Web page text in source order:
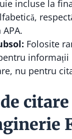
incluse la
Folosite
informații
nu pentru
citare